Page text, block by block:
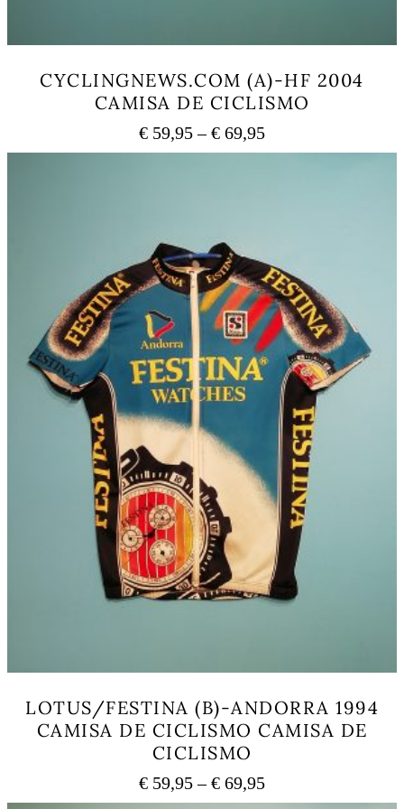
CYCLINGNEWS.COM (A)-HF 2004
CAMISA DE CICLISMO
€ 59,95 – € 69,95Price
range:
The
options
may
be
chosen
on
the
product
page
LOTUS/FESTINA (B)-ANDORRA 1994
CAMISA DE CICLISMO CAMISA DE
CICLISMO
€ 59,95 – € 69,95Price
range: